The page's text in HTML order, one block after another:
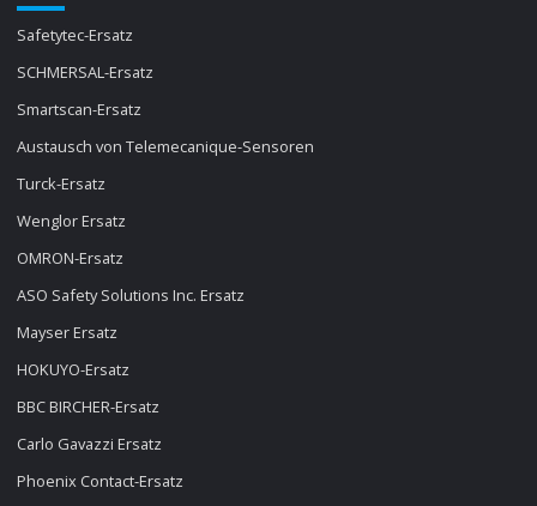
Safetytec-Ersatz
SCHMERSAL-Ersatz
Smartscan-Ersatz
Austausch von Telemecanique-Sensoren
Turck-Ersatz
Wenglor Ersatz
OMRON-Ersatz
ASO Safety Solutions Inc. Ersatz
Mayser Ersatz
HOKUYO-Ersatz
BBC BIRCHER-Ersatz
Carlo Gavazzi Ersatz
Phoenix Contact-Ersatz